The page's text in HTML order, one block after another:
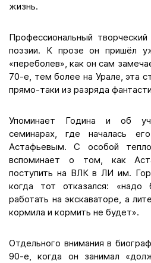
жизнь.
Профессиональный
поэзии. К прозе он пришёл
«переболев», как он сам
70-е, тем более на Урале, эта
прямо-таки из разряда
Упоминает Година и об
семинарах, где началась
Астафьевым. С особой
вспоминает о том, как
поступить на ВЛК в ЛИ им.
когда тот отказался:
работать на экскаваторе, а
кормила и кормить не будет».
Отдельного внимания в
90-е, когда он занимал